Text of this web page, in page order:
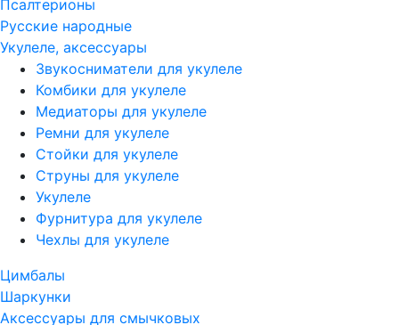
Псалтерионы
Русские народные
Укулеле, аксессуары
Звукосниматели для укулеле
Комбики для укулеле
Медиаторы для укулеле
Ремни для укулеле
Стойки для укулеле
Струны для укулеле
Укулеле
Фурнитура для укулеле
Чехлы для укулеле
Цимбалы
Шаркунки
Аксессуары для смычковых